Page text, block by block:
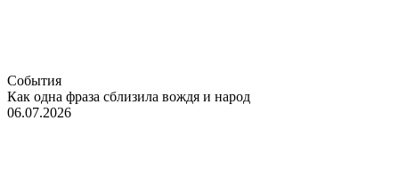
События
Как одна фраза сблизила вождя и народ
06.07.2026